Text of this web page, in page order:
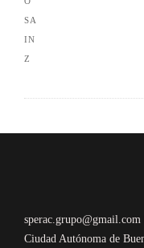
Ciudad Autónoma de